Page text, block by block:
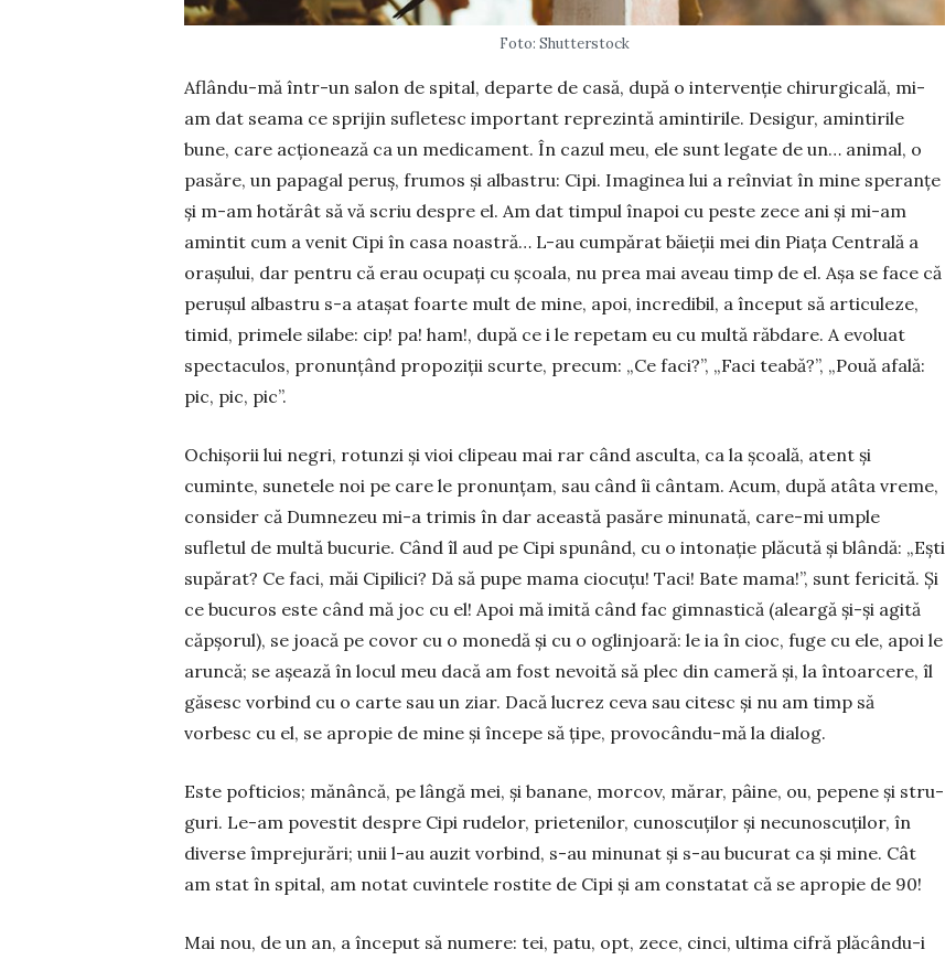
Foto: Shutterstock
Aflându-mă într-un salon de spital, de­parte de casă, după o intervenție chi­rur­gicală, mi-
am dat seama ce sprijin su­fle­tesc im­portant reprezintă amin­ti­rile. Desigur, amintirile
bune, ca­re acționează ca un medicament. În ca­zul meu, ele sunt legate de un… animal, o
pa­săre, un pa­pa­gal peruș, frumos și albastru: Cipi. Imaginea lui a reînviat în mine speranțe
și m-am hotărât să vă scriu despre el. Am dat timpul înapoi cu peste zece ani și mi-am
amintit cum a venit Cipi în casa noastră… L-au cumpărat bă­ieții mei din Piața Centrală a
ora­șu­lui, dar pentru că erau ocu­pați cu școala, nu prea mai aveau timp de el. Așa se face că
perușul al­bas­tru s-a atașat foarte mult de mi­ne, apoi, incredibil, a în­ceput să ar­ticuleze,
timid, primele si­la­be: cip! pa! ham!, după ce i le re­pe­­tam eu cu multă răb­dare. A evo­­luat
spectaculos, pronunțând pro­po­ziții scurte, precum: „Ce faci?”, „Faci teabă?”, „Pouă afală:
pic, pic, pic”.
Ochișorii lui negri, rotunzi și vioi clipeau mai rar când asculta, ca la școală, atent și
cuminte, su­netele noi pe care le pronunțam, sau când îi cântam. Acum, după atâta vreme,
consider că Dum­­ne­zeu mi-a trimis în dar această pasăre mi­nu­nată, care-mi umple
sufletul de multă bucurie. Când îl aud pe Cipi spunând, cu o in­to­nație plă­cută și blândă: „Ești
su­părat? Ce faci, măi Ci­pilici? Dă să pu­pe mama ciocuțu! Taci! Bate ma­ma!”, sunt fericită. Și
ce bucu­ros este când mă joc cu el! Apoi mă imită când fac gimnastică (alear­­gă și-și agită
căpșorul), se joacă pe covor cu o mone­dă și cu o o­glin­joară: le ia în cioc, fuge cu ele, apoi le
aruncă; se așează în locul meu dacă am fost nevoită să plec din cameră și, la în­toar­­cere, îl
găsesc vor­bind cu o carte sau un ziar. Da­că lucrez ceva sau citesc și nu am timp să
vorbesc cu el, se apropie de mine și începe să ți­pe, pro­vocându-mă la dialog.
Este pofticios; mănâncă, pe lân­­­gă mei, și ba­nane, morcov, mă­rar, pâine, ou, pepene și stru­
guri. Le-am povestit despre Cipi ru­delor, priete­nilor, cunoscuților și ne­cunoscuților, în
diverse îm­pre­ju­rări; unii l-au auzit vorbind, s-au minunat și s-au bucurat ca și mine. Cât
am stat în spital, am notat cuvintele rostite de Cipi și am constatat că se apropie de 90!
Mai nou, de un an, a început să numere: tei, patu, opt, zece, cinci, ultima cifră plăcându-i